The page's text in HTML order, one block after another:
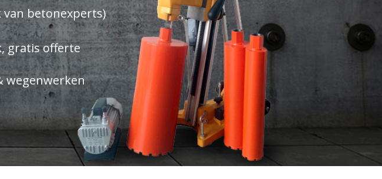
van betonexperts)
gratis offerte
wegenwerken